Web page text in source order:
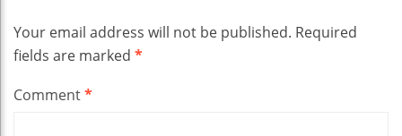
Your email address will not be published. Required
fields are marked *
Comment*